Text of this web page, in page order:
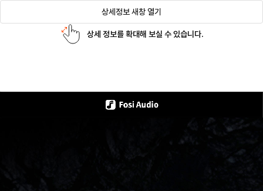
상세정보 새창 열기
상세 정보를 확대해 보실 수 있습니다.